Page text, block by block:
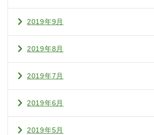
2019年9月
2019年8月
2019年7月
2019年6月
2019年5月